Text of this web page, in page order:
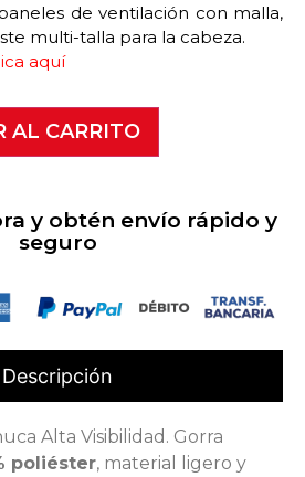
de ventilación con malla,
multi-talla para la cabeza.
aquí
AL CARRITO
y obtén envío rápido y
seguro
Descripción
Alta Visibilidad. Gorra
poliéster, material ligero y